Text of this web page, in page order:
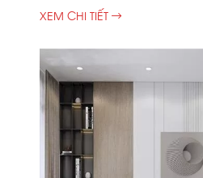
XEM CHI TIẾT